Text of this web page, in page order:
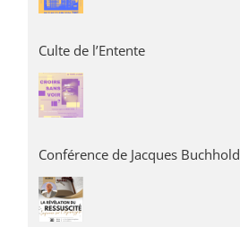
Culte de l’Entente
Conférence de Jacques Buchhold